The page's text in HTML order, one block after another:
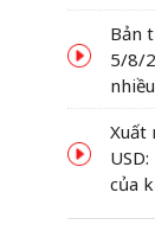
Bản
5/8/
Xuất
của